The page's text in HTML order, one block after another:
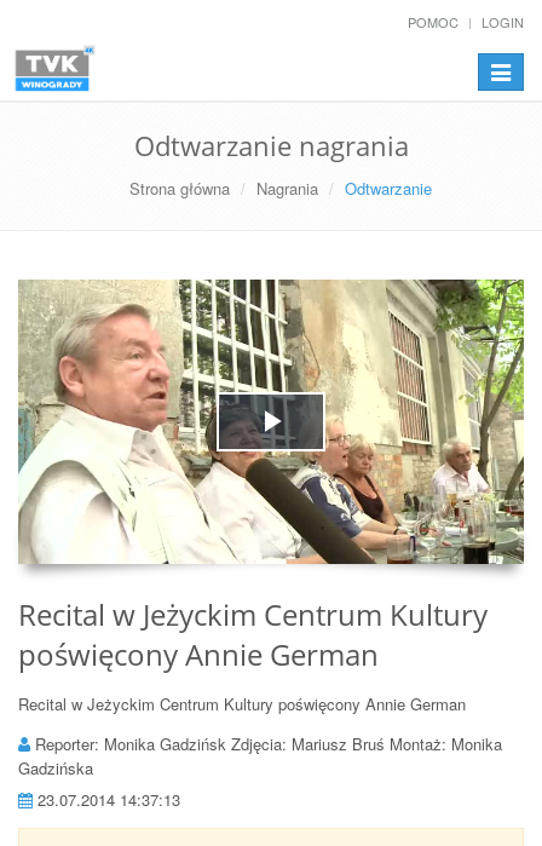
POMOC LOGIN
Odtwarzanie nagrania
Strona główna Nagrania Odtwarzanie
Play
Video
Recital w Jeżyckim Centrum Kultury
poświęcony Annie German
Recital w Jeżyckim Centrum Kultury poświęcony Annie German
Reporter: Monika Gadzińsk Zdjęcia: Mariusz Bruś Montaż: Monika
Gadzińska
23.07.2014 14:37:13